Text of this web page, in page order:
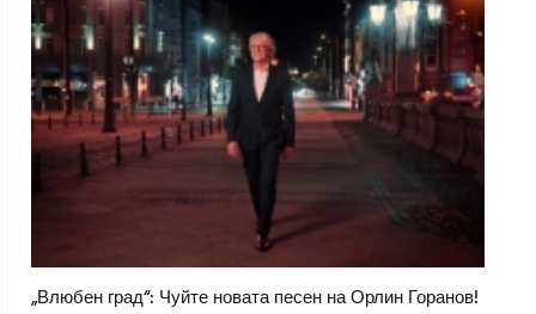
„Влюбен град“: Чуйте новата песен на Орлин Горанов!